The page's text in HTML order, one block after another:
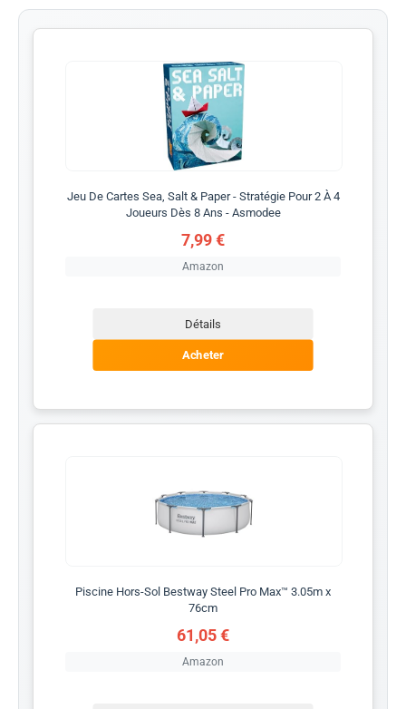
Jeu De Cartes Sea, Salt & Paper - Stratégie Pour 2 À 4
Joueurs Dès 8 Ans - Asmodee
7,99 €
Amazon
Détails
Acheter
Piscine Hors-Sol Bestway Steel Pro Max™ 3.05m x
76cm
61,05 €
Amazon